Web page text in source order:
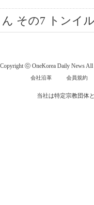
ん その7 トンイ
Copyright ⓒ OneKorea Daily News All
会社沿革 会員規約
当社は特定宗教団体